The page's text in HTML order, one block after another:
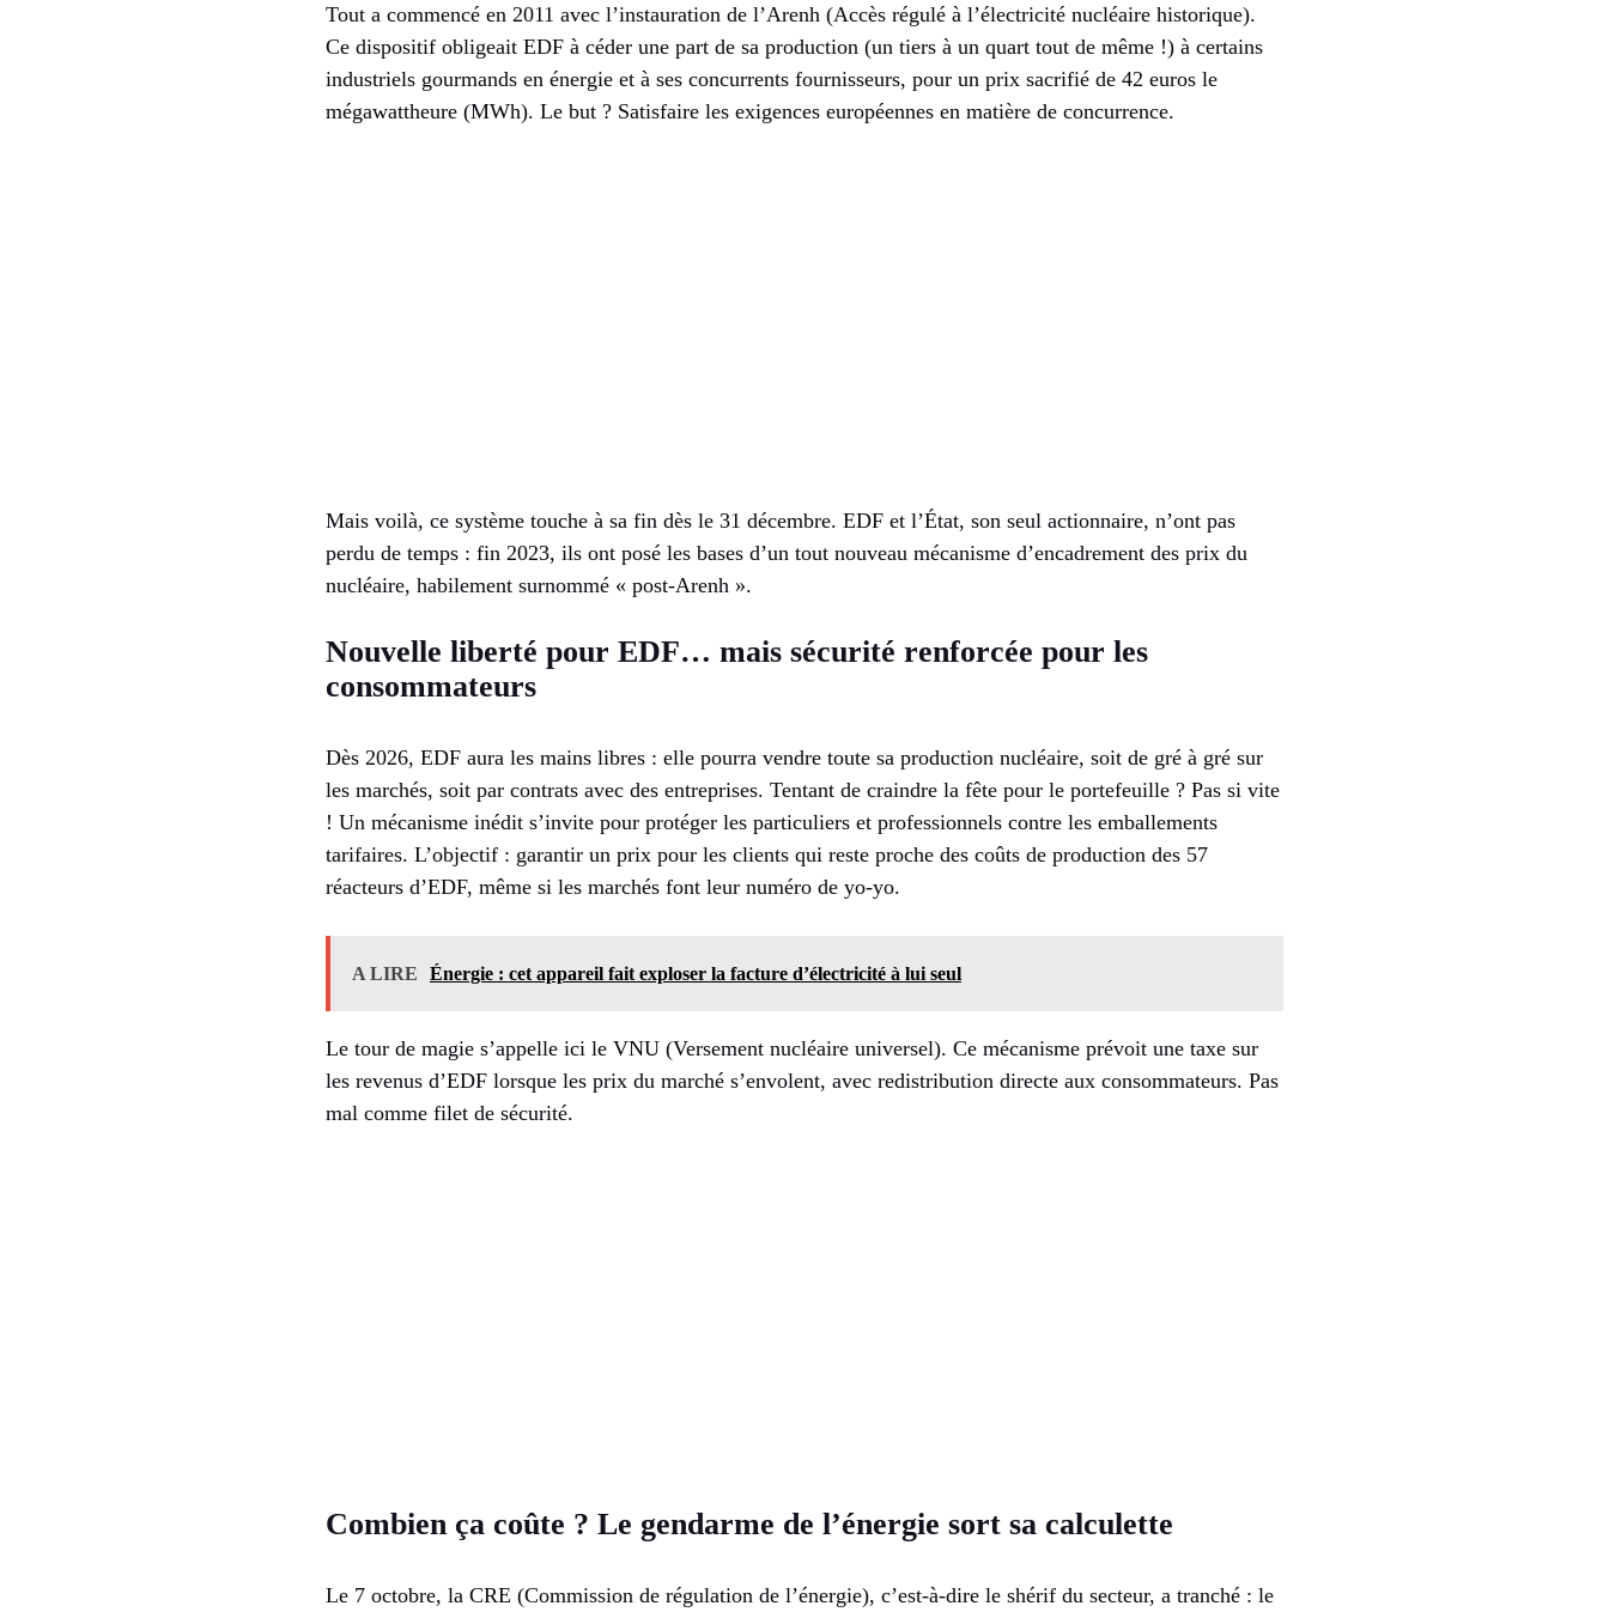
Tout a commencé en 2011 avec l’instauration de l’Arenh (Accès régulé à l’électricité nucléaire historique).
Ce dispositif obligeait EDF à céder une part de sa production (un tiers à un quart tout de même !) à certains
industriels gourmands en énergie et à ses concurrents fournisseurs, pour un prix sacrifié de 42 euros le
mégawattheure (MWh). Le but ? Satisfaire les exigences européennes en matière de concurrence.
Mais voilà, ce système touche à sa fin dès le 31 décembre. EDF et l’État, son seul actionnaire, n’ont pas
perdu de temps : fin 2023, ils ont posé les bases d’un tout nouveau mécanisme d’encadrement des prix du
nucléaire, habilement surnommé « post-Arenh ».
Nouvelle liberté pour EDF… mais sécurité renforcée pour les
consommateurs
Dès 2026, EDF aura les mains libres : elle pourra vendre toute sa production nucléaire, soit de gré à gré sur
les marchés, soit par contrats avec des entreprises. Tentant de craindre la fête pour le portefeuille ? Pas si vite
! Un mécanisme inédit s’invite pour protéger les particuliers et professionnels contre les emballements
tarifaires. L’objectif : garantir un prix pour les clients qui reste proche des coûts de production des 57
réacteurs d’EDF, même si les marchés font leur numéro de yo-yo.
A LIRE Énergie : cet appareil fait exploser la facture d’électricité à lui seul
Le tour de magie s’appelle ici le VNU (Versement nucléaire universel). Ce mécanisme prévoit une taxe sur
les revenus d’EDF lorsque les prix du marché s’envolent, avec redistribution directe aux consommateurs. Pas
mal comme filet de sécurité.
Combien ça coûte ? Le gendarme de l’énergie sort sa calculette
Le 7 octobre, la CRE (Commission de régulation de l’énergie), c’est-à-dire le shérif du secteur, a tranché : le